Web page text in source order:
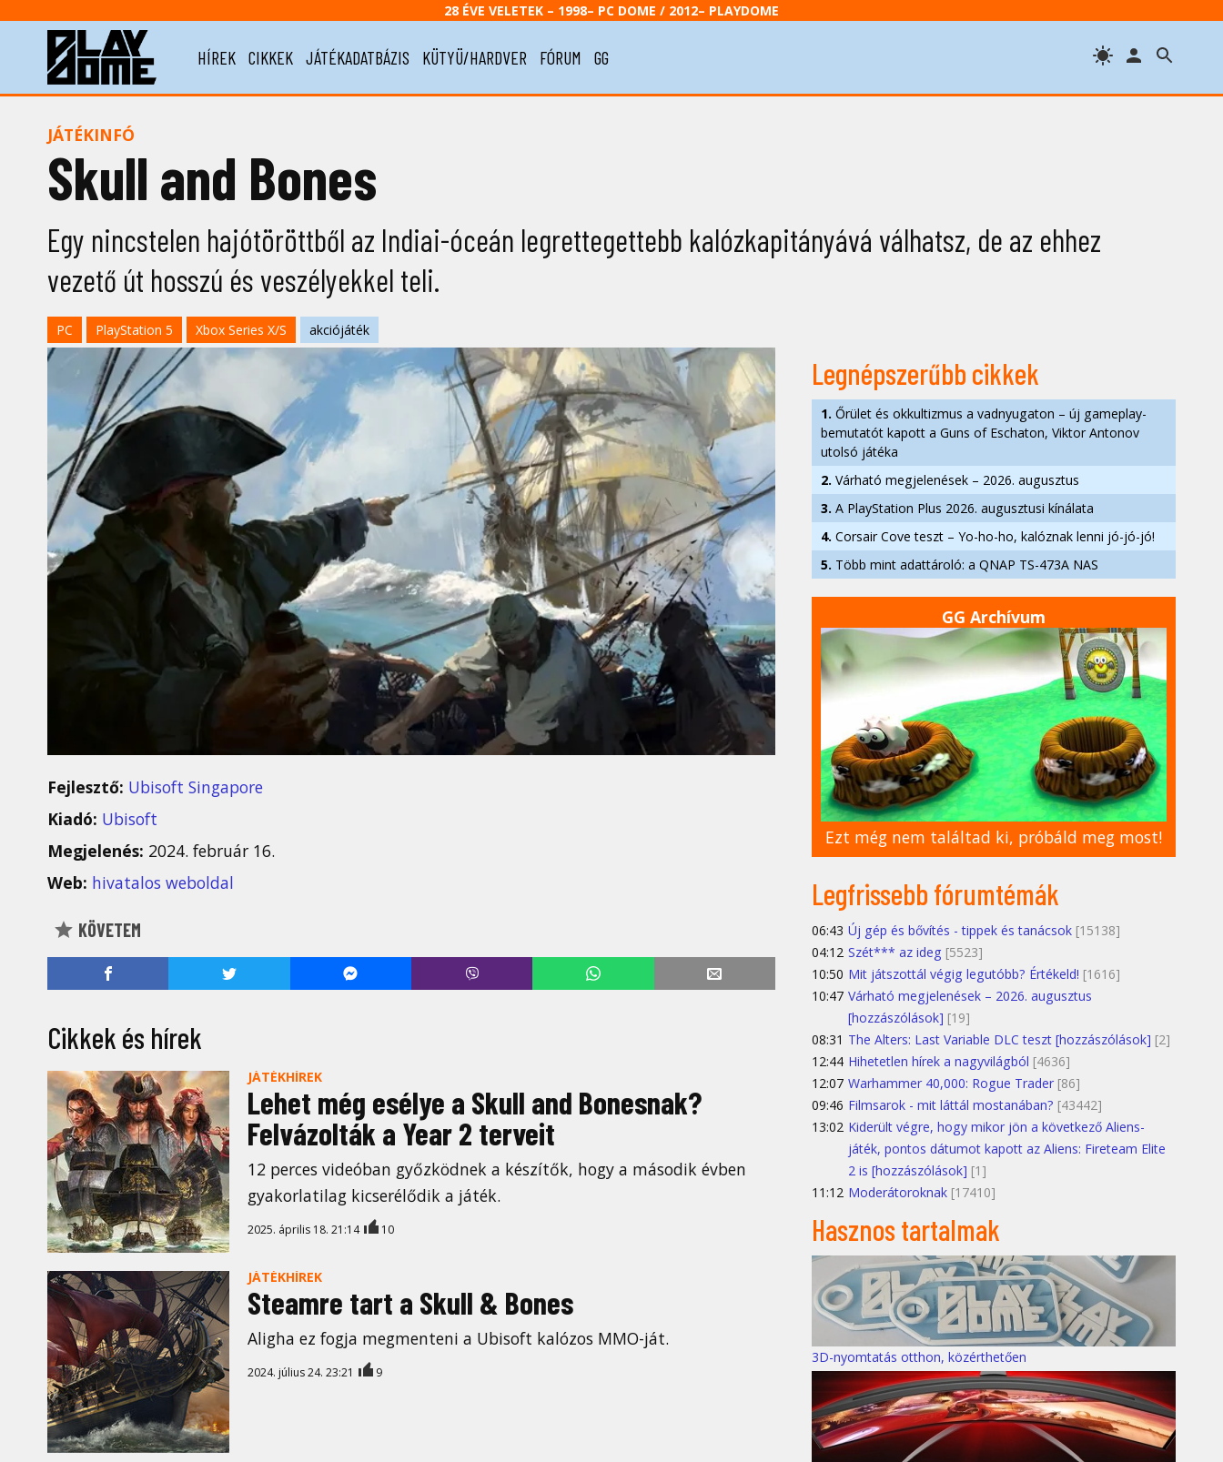
28 ÉVE VELETEK – 1998– PC DOME / 2012– PLAYDOME
HÍREK CIKKEK JÁTÉKADATBÁZIS KÜTYÜ/HARDVER FÓRUM GG
JÁTÉKINFÓ
Skull and Bones
Egy nincstelen hajótöröttből az Indiai-óceán legrettegettebb kalózkapitányává válhatsz, de az ehhez
vezető út hosszú és veszélyekkel teli.
PC PlayStation 5 Xbox Series X/S akciójáték
Fejlesztő: Ubisoft Singapore
Kiadó: Ubisoft
Megjelenés: 2024. február 16.
Web: hivatalos weboldal
KÖVETEM
Cikkek és hírek
JÁTÉKHÍREK
Lehet még esélye a Skull and Bonesnak?
Felvázolták a Year 2 terveit
12 perces videóban győzködnek a készítők, hogy a második évben
gyakorlatilag kicserélődik a játék.
2025. április 18. 21:14 10
JÁTÉKHÍREK
Steamre tart a Skull & Bones
Aligha ez fogja megmenteni a Ubisoft kalózos MMO-ját.
2024. július 24. 23:21 9
Legnépszerűbb cikkek
1. Őrület és okkultizmus a vadnyugaton – új gameplay-
bemutatót kapott a Guns of Eschaton, Viktor Antonov
utolsó játéka
2. Várható megjelenések – 2026. augusztus
3. A PlayStation Plus 2026. augusztusi kínálata
4. Corsair Cove teszt – Yo-ho-ho, kalóznak lenni jó-jó-jó!
5. Több mint adattároló: a QNAP TS-473A NAS
GG Archívum
Ezt még nem találtad ki, próbáld meg most!
Legfrissebb fórumtémák
06:43 Új gép és bővítés - tippek és tanácsok [15138]
04:12 Szét*** az ideg [5523]
10:50 Mit játszottál végig legutóbb? Értékeld! [1616]
10:47 Várható megjelenések – 2026. augusztus
[hozzászólások] [19]
08:31 The Alters: Last Variable DLC teszt [hozzászólások] [2]
12:44 Hihetetlen hírek a nagyvilágból [4636]
12:07 Warhammer 40,000: Rogue Trader [86]
09:46 Filmsarok - mit láttál mostanában? [43442]
13:02 Kiderült végre, hogy mikor jön a következő Aliens-
játék, pontos dátumot kapott az Aliens: Fireteam Elite
2 is [hozzászólások] [1]
11:12 Moderátoroknak [17410]
Hasznos tartalmak
3D-nyomtatás otthon, közérthetően